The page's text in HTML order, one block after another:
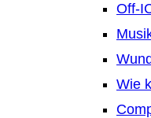
Off-
Wie